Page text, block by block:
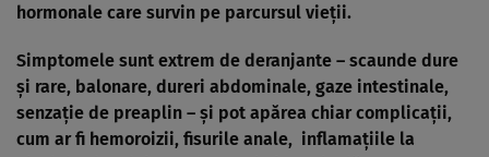
hormonale care survin pe parcursul vieţii.
Simptomele sunt extrem de deranjante – scaunde dure
şi rare, balonare, dureri abdominale, gaze intestinale,
senzaţie de preaplin – şi pot apărea chiar complicaţii,
cum ar fi hemoroizii, fisurile anale, inflamaţiile la